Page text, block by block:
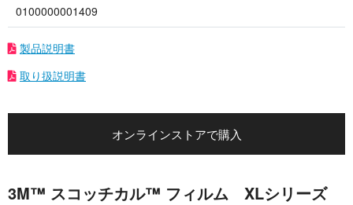
0100000001409
製品説明書
取り扱説明書
オンラインストアで購入
3M™ スコッチカル™ フィルム XLシリーズ